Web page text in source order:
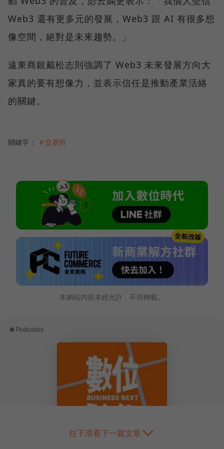
Web3 還有更多元的發展，Web3 跟 AI 有很多想
像空間，絕對是未來趨勢。」
遠東商銀戴松志則強調了 Web3 未來發展方向大
家真的要有想像力，並表示信任是推動產業活絡
的關鍵。
關鍵字： ＃交易所
本網站內容未經允許，不得轉載。
往下滑看下一篇文章